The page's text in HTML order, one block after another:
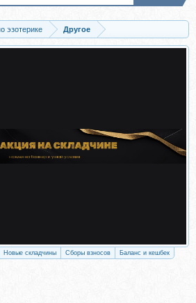
эзотерике
Другое
курс. Базовый уровень 2 (Ольга Веремеева)
Новые складчины Сборы взносов Баланс и кешбек